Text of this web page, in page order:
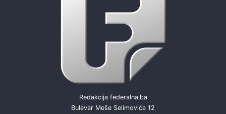
Redakcija federalna.ba
Bulevar Meše Selimovića 12